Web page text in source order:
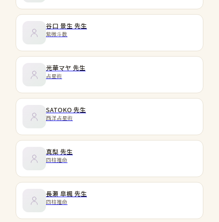
谷口 景生 先生
紫微斗数
光華マヤ 先生
占星術
SATOKO 先生
西洋占星術
真梨 先生
四柱推命
長瀬 皐楓 先生
四柱推命